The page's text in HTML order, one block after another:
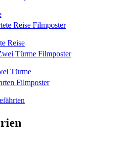
Reise
Türme